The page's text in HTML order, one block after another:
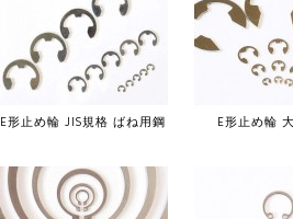
E形止め輪 JIS規格 ばね用鋼 E形止め輪